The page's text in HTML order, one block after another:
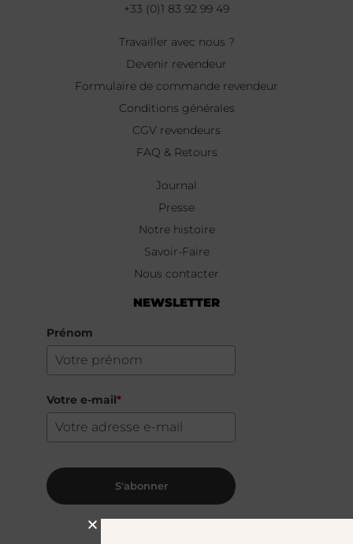
+33 (0)1 83 92 99 49
Travailler avec nous ?
Devenir revendeur
Formulaire de commande revendeur
Conditions générales
CGV revendeurs
FAQ & Retours
Journal
Presse
Notre histoire
Savoir-Faire
Nous contacter
NEWSLETTER
Prénom
Votre e-mail*
S'abonner